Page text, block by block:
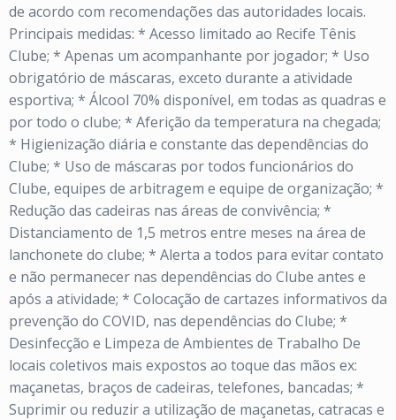
de acordo com recomendações das autoridades locais.
Principais medidas: * Acesso limitado ao Recife Tênis
Clube; * Apenas um acompanhante por jogador; * Uso
obrigatório de máscaras, exceto durante a atividade
esportiva; * Álcool 70% disponível, em todas as quadras e
por todo o clube; * Aferição da temperatura na chegada;
* Higienização diária e constante das dependências do
Clube; * Uso de máscaras por todos funcionários do
Clube, equipes de arbitragem e equipe de organização; *
Redução das cadeiras nas áreas de convivência; *
Distanciamento de 1,5 metros entre meses na área de
lanchonete do clube; * Alerta a todos para evitar contato
e não permanecer nas dependências do Clube antes e
após a atividade; * Colocação de cartazes informativos da
prevenção do COVID, nas dependências do Clube; *
Desinfecção e Limpeza de Ambientes de Trabalho De
locais coletivos mais expostos ao toque das mãos ex:
maçanetas, braços de cadeiras, telefones, bancadas; *
Suprimir ou reduzir a utilização de maçanetas, catracas e